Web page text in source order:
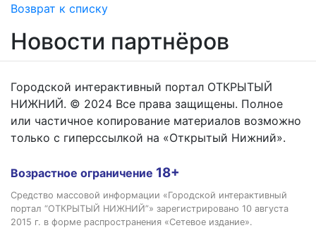
Возврат к списку
Новости партнёров
Городской интерактивный портал ОТКРЫТЫЙ
НИЖНИЙ. © 2024 Все права защищены. Полное
или частичное копирование материалов возможно
только с гиперссылкой на «Открытый Нижний».
Возрастное ограничение 18+
Средство массовой информации «Городской интерактивный
портал “ОТКРЫТЫЙ НИЖНИЙ”» зарегистрировано 10 августа
2015 г. в форме распространения «Сетевое издание».